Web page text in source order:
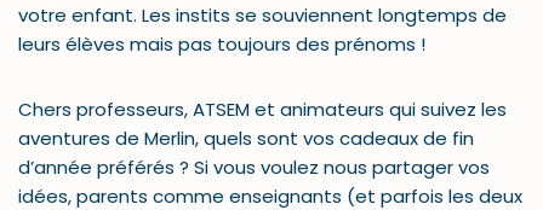
votre enfant. Les instits se souviennent longtemps de
leurs élèves mais pas toujours des prénoms !
Chers professeurs, ATSEM et animateurs qui suivez les
aventures de Merlin, quels sont vos cadeaux de fin
d’année préférés ? Si vous voulez nous partager vos
idées, parents comme enseignants (et parfois les deux